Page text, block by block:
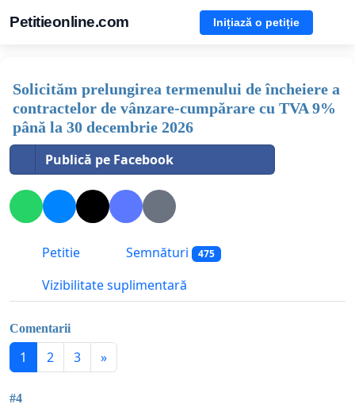
Petitieonline.com Inițiază o petiție
Solicităm prelungirea termenului de încheiere a
contractelor de vânzare-cumpărare cu TVA 9%
până la 30 decembrie 2026
Publică pe Facebook
Petitie Semnături 475
Vizibilitate suplimentară
Comentarii
1 2 3 »
#4